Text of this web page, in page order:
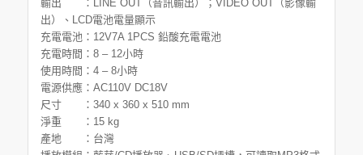
輸出 ：LINE OUT（音訊輸出）；VIDEO OUT（影像輸
出）、LCD電池電量顯示
充電電池：12V7A 1PCS 鉛酸充電電池
充電時間：8 – 12小時
使用時間：4 – 8小時
電源供應：AC110V DC18V
尺寸 ：340 x 360 x 510 mm
淨重 ：15 kg
產地 ：台灣